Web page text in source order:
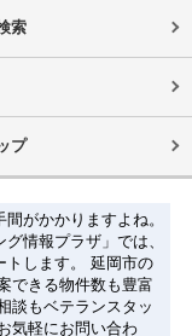
索
プ
がかかりますよね。
情報プラザ」では、
トします。 延岡市の
できる物件数も豊富
談もベテランスタッ
気軽にお問い合わ